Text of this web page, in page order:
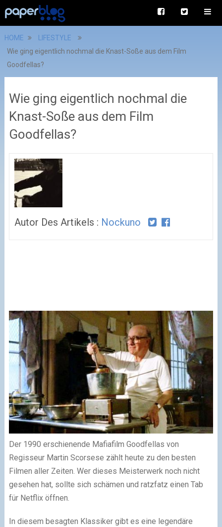
HOME
LIFESTYLE
Wie ging eigentlich nochmal die Knast-Soße aus dem Film
Goodfellas?
Wie ging eigentlich nochmal die
Knast-Soße aus dem Film
Goodfellas?
Autor Des Artikels : Nockuno
Der 1990 erschienende Mafiafilm Goodfellas von
Regisseur Martin Scorsese zählt heute zu den besten
Filmen aller Zeiten. Wer dieses Meisterwerk noch nicht
gesehen hat, sollte sich schämen und ratzfatz einen Tab
für Netflix öffnen.
In diesem besagten Klassiker gibt es eine legendäre